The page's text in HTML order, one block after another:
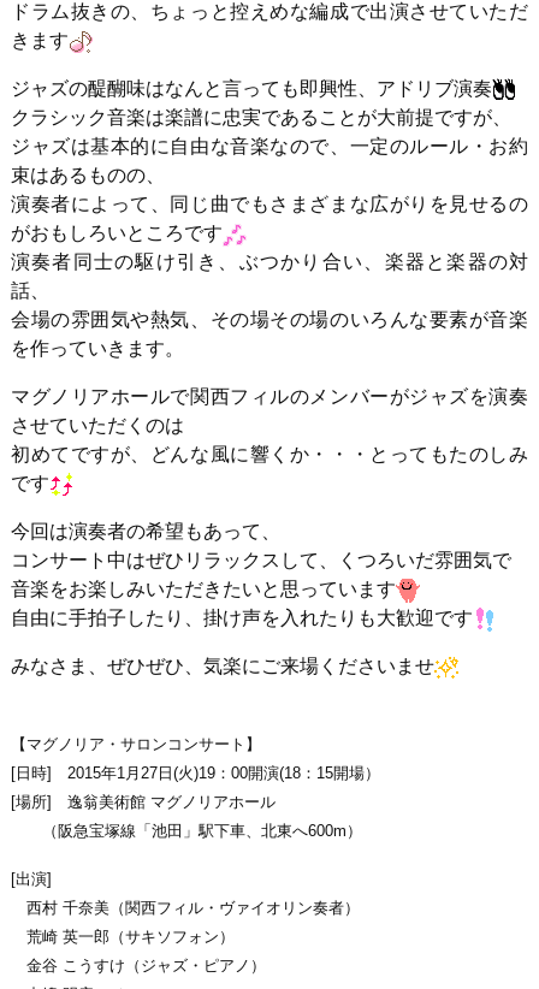
ドラム抜きの、ちょっと控えめな編成で出演させていただ
きます
ジャズの醍醐味はなんと言っても即興性、アドリブ演奏
クラシック音楽は楽譜に忠実であることが大前提ですが、
ジャズは基本的に自由な音楽なので、一定のルール・お約
束はあるものの、
演奏者によって、同じ曲でもさまざまな広がりを見せるの
がおもしろいところです
演奏者同士の駆け引き、ぶつかり合い、楽器と楽器の対
話、
会場の雰囲気や熱気、その場その場のいろんな要素が音楽
を作っていきます。
マグノリアホールで関西フィルのメンバーがジャズを演奏
させていただくのは
初めてですが、どんな風に響くか・・・とってもたのしみ
です
今回は演奏者の希望もあって、
コンサート中はぜひリラックスして、くつろいだ雰囲気で
音楽をお楽しみいただきたいと思っています
自由に手拍子したり、掛け声を入れたりも大歓迎です
みなさま、ぜひぜひ、気楽にご来場くださいませ
【マグノリア・サロンコンサート】
[日時] 2015年1月27日(火)19：00開演(18：15開場）
[場所] 逸翁美術館 マグノリアホール
（阪急宝塚線「池田」駅下車、北東へ600m）
[出演]
西村 千奈美（関西フィル・ヴァイオリン奏者）
荒崎 英一郎（サキソフォン）
金谷 こうすけ（ジャズ・ピアノ）